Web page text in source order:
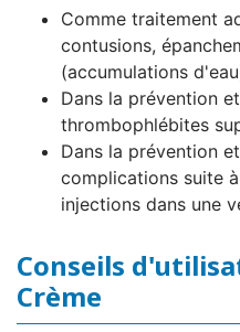
Comme traitement
contusions,
(accumulations
Dans la prévention
thrombophlébites
Dans la prévention
complications suite
injections dans une
Conseils
Crème